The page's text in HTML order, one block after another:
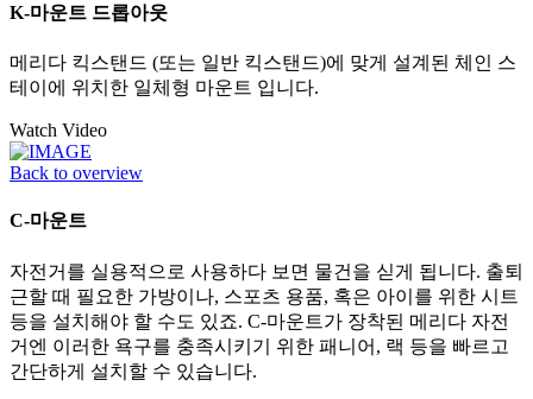
K-마운트 드롭아웃
메리다 킥스탠드 (또는 일반 킥스탠드)에 맞게 설계된 체인 스
테이에 위치한 일체형 마운트 입니다.
Watch Video
Back to overview
C-마운트
자전거를 실용적으로 사용하다 보면 물건을 싣게 됩니다. 출퇴
근할 때 필요한 가방이나, 스포츠 용품, 혹은 아이를 위한 시트
등을 설치해야 할 수도 있죠. C-마운트가 장착된 메리다 자전
거엔 이러한 욕구를 충족시키기 위한 패니어, 랙 등을 빠르고
간단하게 설치할 수 있습니다.